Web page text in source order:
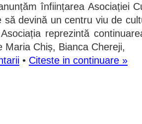
înființarea Asociației
să devină un centru viu de
reprezintă
Maria Chiș, Bianca Chereji,
• Citeste in continuare »